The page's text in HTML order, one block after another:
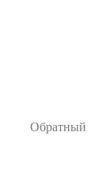
Обратный